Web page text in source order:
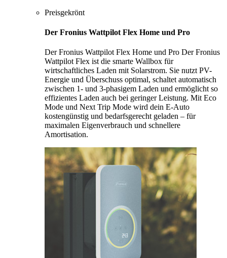
Preisgekrönt
Der Fronius Wattpilot Flex Home und Pro
Der Fronius Wattpilot Flex Home und Pro Der Fronius
Wattpilot Flex ist die smarte Wallbox für
wirtschaftliches Laden mit Solarstrom. Sie nutzt PV-
Energie und Überschuss optimal, schaltet automatisch
zwischen 1- und 3-phasigem Laden und ermöglicht so
effizientes Laden auch bei geringer Leistung. Mit Eco
Mode und Next Trip Mode wird dein E-Auto
kostengünstig und bedarfsgerecht geladen – für
maximalen Eigenverbrauch und schnellere
Amortisation.